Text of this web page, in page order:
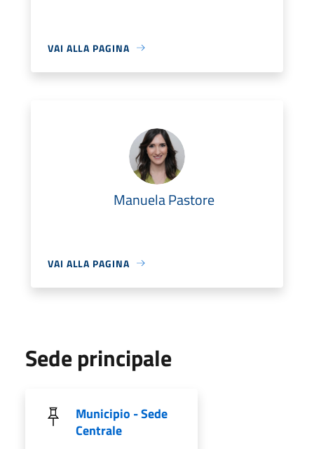
VAI ALLA PAGINA
Manuela Pastore
VAI ALLA PAGINA
Sede principale
Municipio - Sede
Centrale